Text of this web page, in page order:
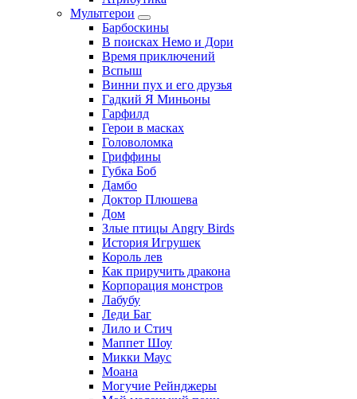
Мультгерои
Барбоскины
В поисках Немо и Дори
Время приключений
Вспыш
Винни пух и его друзья
Гадкий Я Миньоны
Гарфилд
Герои в масках
Головоломка
Гриффины
Губка Боб
Дамбо
Доктор Плюшева
Дом
Злые птицы Angry Birds
История Игрушек
Король лев
Как приручить дракона
Корпорация монстров
Лабубу
Леди Баг
Лило и Стич
Маппет Шоу
Микки Маус
Моана
Могучие Рейнджеры